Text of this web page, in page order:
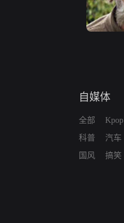
自媒体
全部
科普
国风
Kpop
汽车
搞笑